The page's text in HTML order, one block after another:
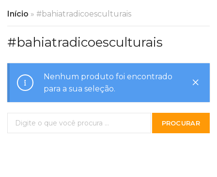
Início » #bahiatradicoesculturais
#bahiatradicoesculturais
Nenhum produto foi encontrado
para a sua seleção.
PROCURAR